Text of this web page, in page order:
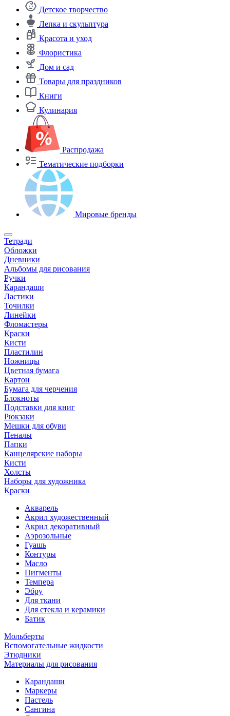
Детское творчество
Лепка и скульптура
Красота и уход
Флористика
Дом и сад
Товары для праздников
Книги
Кулинария
Распродажа
Тематические подборки
Мировые бренды
Тетради
Обложки
Дневники
Альбомы для рисования
Ручки
Карандаши
Ластики
Точилки
Линейки
Фломастеры
Краски
Кисти
Пластилин
Ножницы
Цветная бумага
Картон
Бумага для черчения
Блокноты
Подставки для книг
Рюкзаки
Мешки для обуви
Пеналы
Папки
Канцелярские наборы
Кисти
Холсты
Наборы для художника
Краски
Акварель
Акрил художественный
Акрил декоративный
Аэрозольные
Гуашь
Контуры
Масло
Пигменты
Темпера
Эбру
Для ткани
Для стекла и керамики
Батик
Мольберты
Вспомогательные жидкости
Этюдники
Материалы для рисования
Карандаши
Маркеры
Пастель
Сангина